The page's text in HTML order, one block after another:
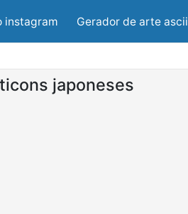
instagram Gerador de arte ascii
japoneses